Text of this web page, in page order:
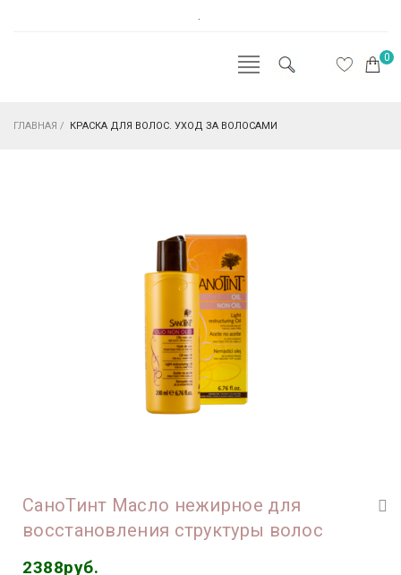
.
0
ГЛАВНАЯ / КРАСКА ДЛЯ ВОЛОС. УХОД ЗА ВОЛОСАМИ
СаноТинт Масло нежирное для
восстановления структуры волос
2388руб.